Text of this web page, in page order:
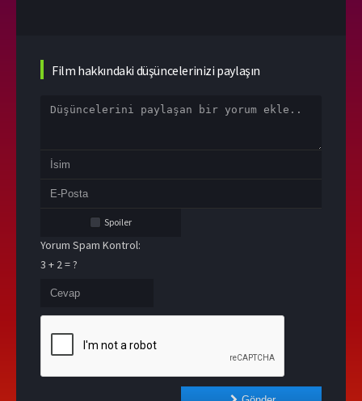
Film hakkındaki düşüncelerinizi paylaşın
Spoiler
Yorum Spam Kontrol:
3 + 2 = ?